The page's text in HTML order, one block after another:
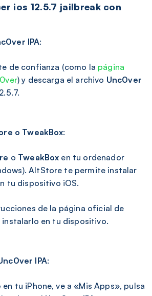
ios 12.5.7 jailbreak con
IPA:
de confianza (como la página
) y descarga el archivo Unc0ver
o TweakBox:
o TweakBox en tu ordenador
AltStore te permite instalar
tu dispositivo iOS.
de la página oficial de
instalarlo en tu dispositivo.
IPA:
en tu iPhone, ve a «Mis Apps», pulsa